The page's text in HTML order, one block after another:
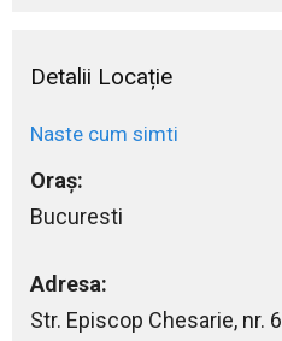
Detalii Locație
Naste cum simti
Oraș:
Bucuresti
Adresa:
Str. Episcop Chesarie, nr. 6